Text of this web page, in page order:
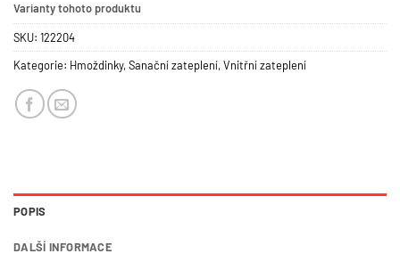
Varianty tohoto produktu
SKU: 122204
Kategorie: Hmoždinky,Sanační zateplení,Vnitřní zateplení
POPIS
DALŠÍ INFORMACE